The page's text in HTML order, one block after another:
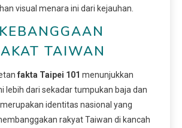
visual menara ini dari kejauhan.
TAIWAN
fakta Taipei 101 menunjukkan
lebih dari sekadar tumpukan baja dan
identitas nasional yang
rakyat Taiwan di kancah